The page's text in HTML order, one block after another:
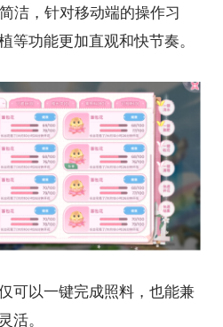
洁，针对移动端的操作习
等功能更加直观和快节奏。
可以一键完成照料，也能兼
活。